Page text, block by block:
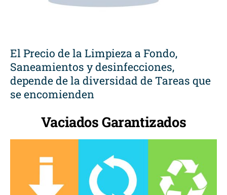
El Precio de la Limpieza a Fondo,
Saneamientos y desinfecciones,
depende de la diversidad de Tareas que
se encomienden
Vaciados Garantizados